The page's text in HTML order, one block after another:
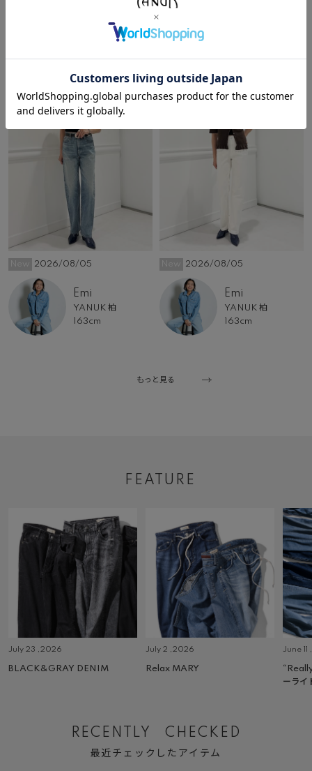
その他のコーディネート
2026/08/05
Emi
YANUK 柏
163cm
2026/08/05
Emi
YANUK 柏
163cm
もっと見る
FEATURE
July 23 ,2026
BLACK&GRAY DENIM
July 2 ,2026
Relax MARY
June
ーライ
RECENTLY CHECKED
最近チェックしたアイテム